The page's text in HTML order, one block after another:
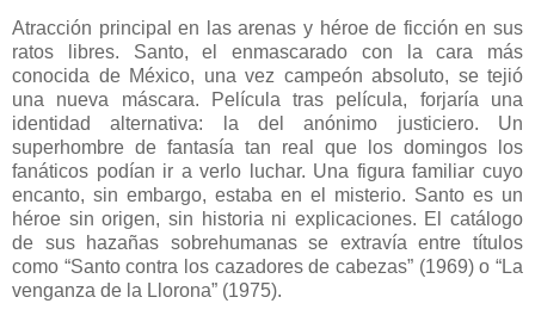
Atracción principal en las arenas y héroe de ficción en sus
ratos libres. Santo, el enmascarado con la cara más
conocida de México, una vez campeón absoluto, se tejió
una nueva máscara. Película tras película, forjaría una
identidad alternativa: la del anónimo justiciero. Un
superhombre de fantasía tan real que los domingos los
fanáticos podían ir a verlo luchar. Una figura familiar cuyo
encanto, sin embargo, estaba en el misterio. Santo es un
héroe sin origen, sin historia ni explicaciones. El catálogo
de sus hazañas sobrehumanas se extravía entre títulos
como “Santo contra los cazadores de cabezas” (1969) o “La
venganza de la Llorona” (1975).